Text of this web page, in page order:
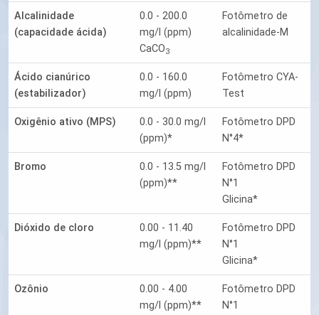
Alcalinidade
(capacidade ácida)
0.0 - 200.0
mg/l (ppm)
CaCO3
Fotômetro de
alcalinidade-M
Ácido cianúrico
(estabilizador)
0.0 - 160.0
mg/l (ppm)
Fotômetro CYA-
Test
Oxigênio ativo (MPS)
0.0 - 30.0 mg/l
(ppm)*
Fotômetro DPD
N°4*
Bromo
0.0 - 13.5 mg/l
(ppm)**
Fotômetro DPD
N°1
Glicina*
Dióxido de cloro
0.00 - 11.40
mg/l (ppm)**
Fotômetro DPD
N°1
Glicina*
Ozônio
0.00 - 4.00
mg/l (ppm)**
Fotômetro DPD
N°1